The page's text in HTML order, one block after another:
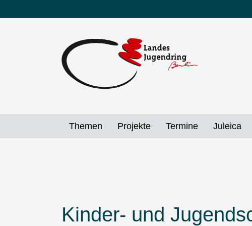
zum
Themen Projekte Termine Juleica
Kinder- und